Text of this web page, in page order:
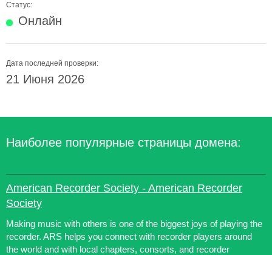
Статус:
Онлайн
Дата последней проверки:
21 Июня 2026
Наиболее популярные страницы домена:
American Recorder Society - American Recorder
Society
Making music with others is one of the biggest joys of playing the
recorder. ARS helps you connect with recorder players around
the world and with local chapters, consorts, and recorder